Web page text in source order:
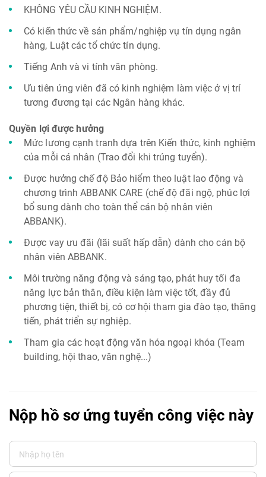
KHÔNG YÊU CẦU KINH NGHIỆM.
Có kiến thức về sản phẩm/nghiệp vụ tín dụng ngân
hàng, Luật các tổ chức tín dụng.
Tiếng Anh và vi tính văn phòng.
Ưu tiên ứng viên đã có kinh nghiệm làm việc ở vị trí
tương đương tại các Ngân hàng khác.
Quyền lợi được hưởng
Mức lương cạnh tranh dựa trên Kiến thức, kinh nghiệm
của mỗi cá nhân (Trao đổi khi trúng tuyển).
Được hưởng chế độ Bảo hiểm theo luật lao động và
chương trình ABBANK CARE (chế độ đãi ngộ, phúc lợi
bổ sung dành cho toàn thể cán bộ nhân viên
ABBANK).
Được vay ưu đãi (lãi suất hấp dẫn) dành cho cán bộ
nhân viên ABBANK.
Môi trường năng động và sáng tạo, phát huy tối đa
năng lực bản thân, điều kiện làm việc tốt, đầy đủ
phương tiện, thiết bị, có cơ hội tham gia đào tạo, thăng
tiến, phát triển sự nghiệp.
Tham gia các hoạt động văn hóa ngoại khóa (Team
building, hội thao, văn nghệ...)
Nộp hồ sơ ứng tuyển công việc này